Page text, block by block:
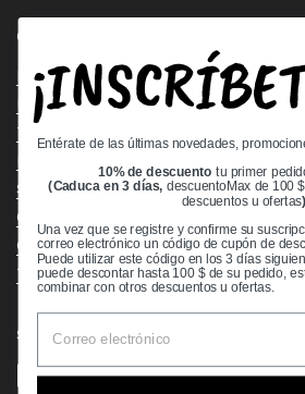
Quick links
Bearing Knowledge Center
Privacy Policy
Terms & Conditions
Shipping Policy
Open Cookie Banner
Comprehensive Guide to Ball Bearings
Track your Order
Supported payment methods
Entérate de las últimas novedades,
10% de descuento tu primer
(Caduca en 3 días,descuentoMax de 100
descuentos u ofertas)
Una vez que se registre y confirme su
correo electrónico un código de cupón de
Puede utilizar este código en los 3 días
puede descontar hasta 100 $ de su pedido,
combinar con otros descuentos u ofertas.